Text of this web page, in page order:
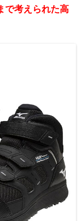
で考えられた高